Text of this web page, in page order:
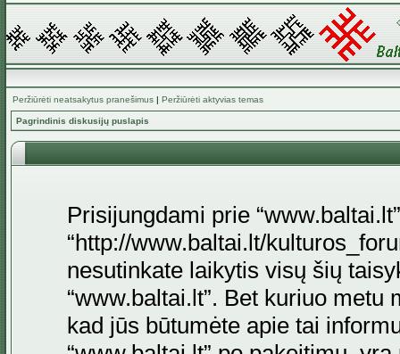
Peržiūrėti neatsakytus pranešimus | Peržiūrėti aktyvias temas
Pagrindinis diskusijų puslapis
Prisijungdami prie
“http://www.baltai.lt/
nesutinkate laikytis visų šių
“www.baltai.lt”. Bet kuriuo
kad jūs būtumėte apie tai